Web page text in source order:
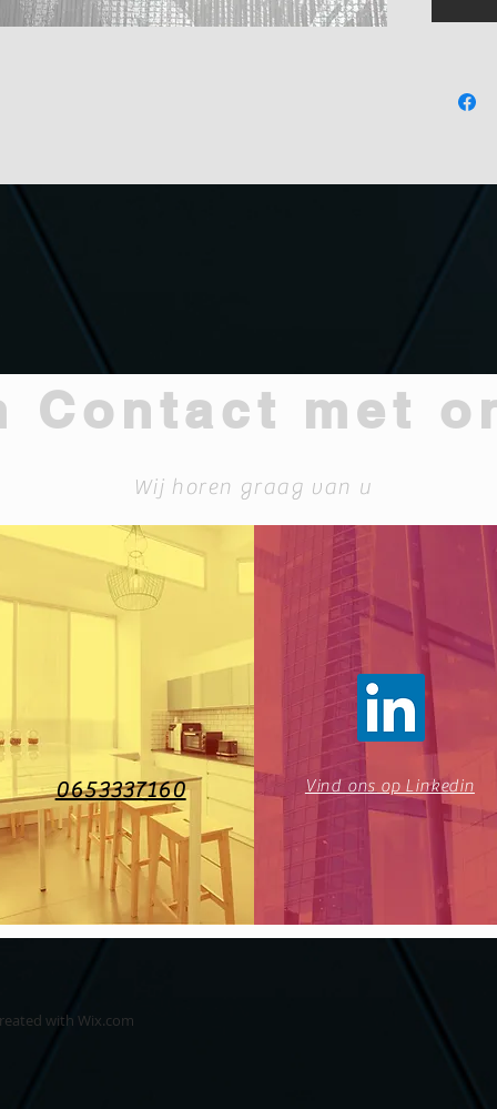
Contact met
Wij horen graag van u
0653337160 Vind ons op Linkedin
with Wix.com